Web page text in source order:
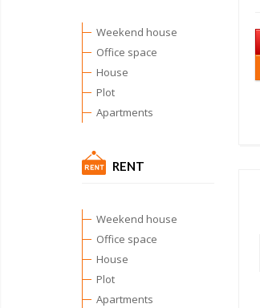
Weekend house
Office space
House
Plot
Apartments
RENT
Weekend house
Office space
House
Plot
Apartments